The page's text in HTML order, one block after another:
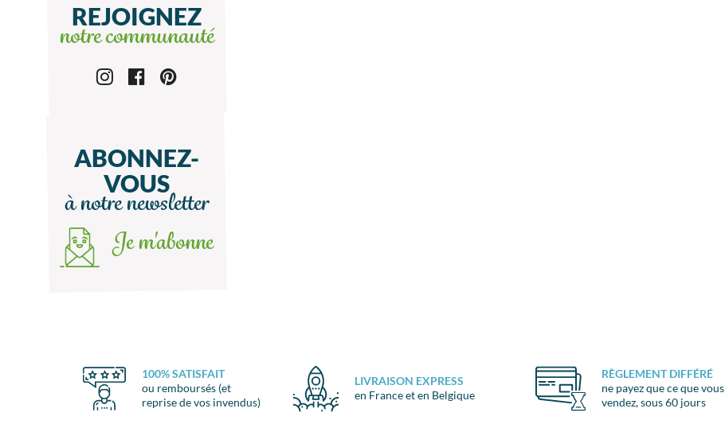
REJOIGNEZ
notre communauté
ABONNEZ-
VOUS
à notre newsletter
Je m'abonne
100% SATISFAIT
ou remboursés (et
reprise de vos invendus)
LIVRAISON EXPRESS
en France et en Belgique
RÈGLEMENT DIFFÉRÉ
ne payez que ce que vous
vendez, sous 60 jours